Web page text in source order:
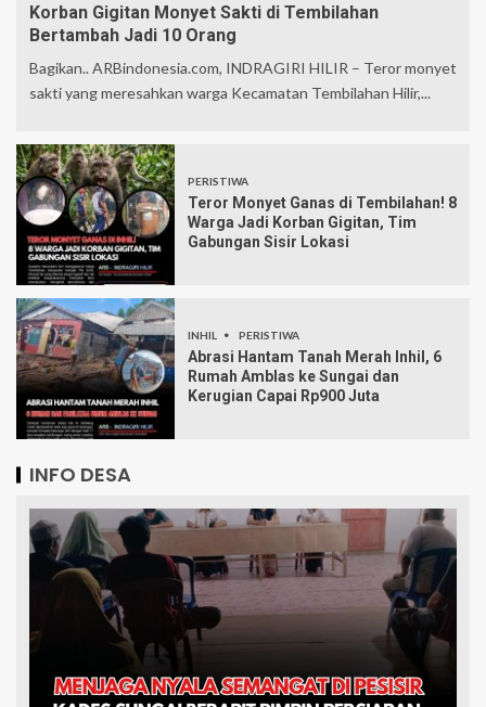
Korban Gigitan Monyet Sakti di Tembilahan
Bertambah Jadi 10 Orang
Bagikan.. ARBindonesia.com, INDRAGIRI HILIR – Teror monyet
sakti yang meresahkan warga Kecamatan Tembilahan Hilir,...
PERISTIWA
Teror Monyet Ganas di Tembilahan! 8
Warga Jadi Korban Gigitan, Tim
Gabungan Sisir Lokasi
INHIL PERISTIWA
Abrasi Hantam Tanah Merah Inhil, 6
Rumah Amblas ke Sungai dan
Kerugian Capai Rp900 Juta
INFO DESA